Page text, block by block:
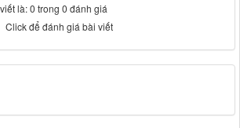
là: 0 trong 0 đánh giá
Click để đánh giá bài viết